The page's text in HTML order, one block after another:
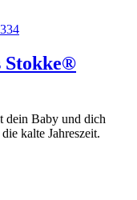
Stokke®
Baby und dich
kalte Jahreszeit.